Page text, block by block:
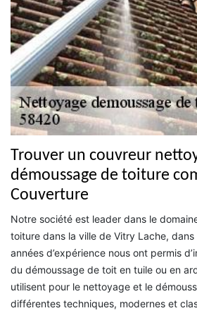
Trouver un couvreur
démoussage de toiture
Couverture
Notre société est leader dans le
toiture dans la ville de Vitry Lache,
années d’expérience nous ont permis
du démoussage de toit en tuile ou en
utilisent pour le nettoyage et le
différentes techniques, modernes et